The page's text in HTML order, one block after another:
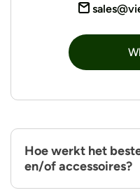
Hoe werkt het
en/of accessoires?